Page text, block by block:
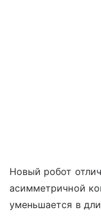
Новый робот
асимметричной
уменьшается в